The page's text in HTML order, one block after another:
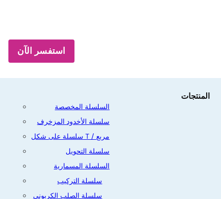
استفسر الآن
المنتجات
السلسلة المخصصة
سلسلة الأخدود المزخرف
سلسلة على شكل T / مربع
سلسلة التحويل
السلسلة المسمارية
سلسلة التركيب
سلسلة الصلب الكربوني